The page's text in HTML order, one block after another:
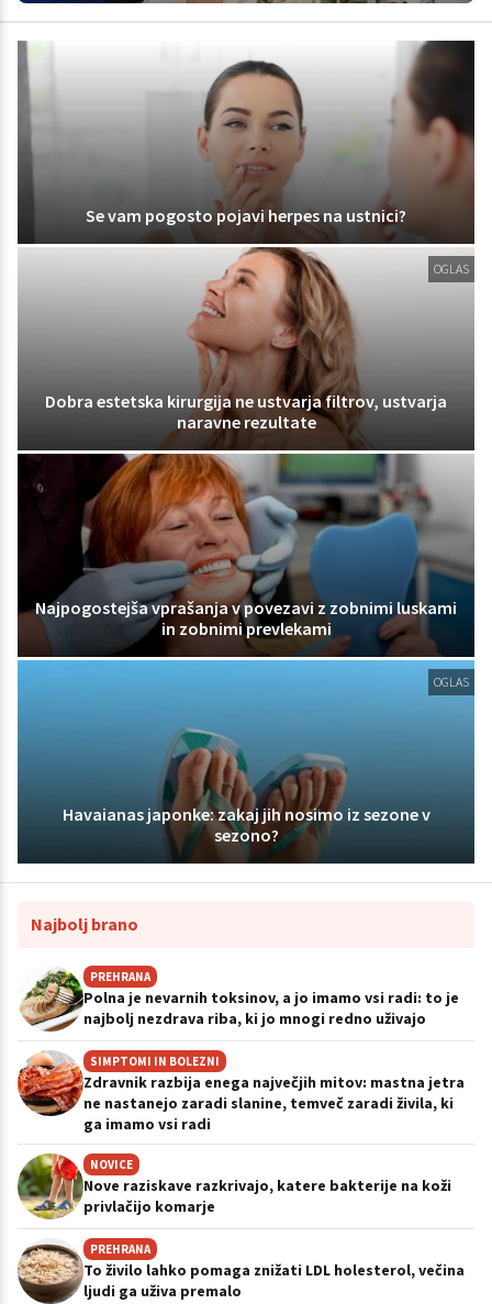
Se vam pogosto pojavi herpes na ustnici?
OGLAS
Dobra estetska kirurgija ne ustvarja filtrov, ustvarja
naravne rezultate
Najpogostejša vprašanja v povezavi z zobnimi luskami
in zobnimi prevlekami
OGLAS
Havaianas japonke: zakaj jih nosimo iz sezone v
sezono?
Najbolj brano
PREHRANA
Polna je nevarnih toksinov, a jo imamo vsi radi: to je
najbolj nezdrava riba, ki jo mnogi redno uživajo
SIMPTOMI IN BOLEZNI
Zdravnik razbija enega največjih mitov: mastna jetra
ne nastanejo zaradi slanine, temveč zaradi živila, ki
ga imamo vsi radi
NOVICE
Nove raziskave razkrivajo, katere bakterije na koži
privlačijo komarje
PREHRANA
To živilo lahko pomaga znižati LDL holesterol, večina
ljudi ga uživa premalo